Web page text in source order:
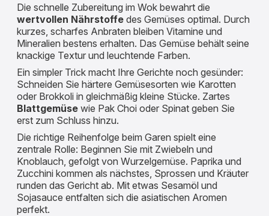
Die schnelle Zubereitung im Wok bewahrt die
wertvollen Nährstoffe des Gemüses optimal. Durch
kurzes, scharfes Anbraten bleiben Vitamine und
Mineralien bestens erhalten. Das Gemüse behält seine
knackige Textur und leuchtende Farben.
Ein simpler Trick macht Ihre Gerichte noch gesünder:
Schneiden Sie härtere Gemüsesorten wie Karotten
oder Brokkoli in gleichmäßig kleine Stücke. Zartes
Blattgemüse wie Pak Choi oder Spinat geben Sie
erst zum Schluss hinzu.
Die richtige Reihenfolge beim Garen spielt eine
zentrale Rolle: Beginnen Sie mit Zwiebeln und
Knoblauch, gefolgt von Wurzelgemüse. Paprika und
Zucchini kommen als nächstes, Sprossen und Kräuter
runden das Gericht ab. Mit etwas Sesamöl und
Sojasauce entfalten sich die asiatischen Aromen
perfekt.